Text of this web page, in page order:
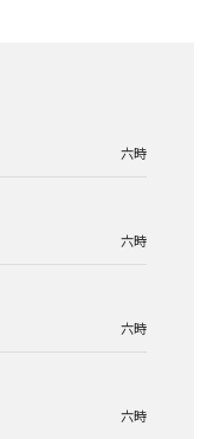
六時
六時
六時
六時